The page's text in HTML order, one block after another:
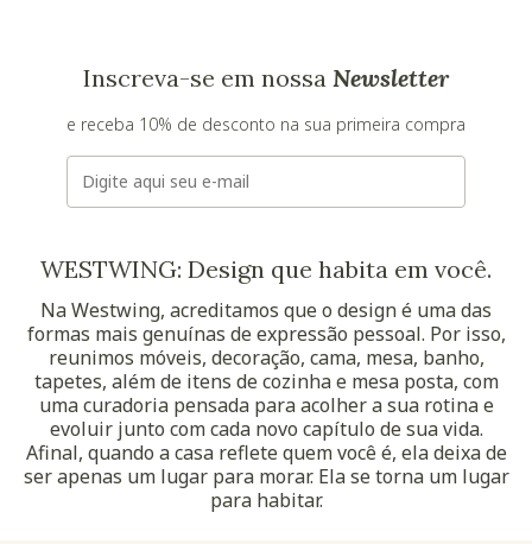
Inscreva-se em nossa Newsletter
e receba 10% de desconto na sua primeira compra
E-mail
WESTWING: Design que habita em você.
Na Westwing, acreditamos que o design é uma das
formas mais genuínas de expressão pessoal. Por isso,
reunimos móveis, decoração, cama, mesa, banho,
tapetes, além de itens de cozinha e mesa posta, com
uma curadoria pensada para acolher a sua rotina e
evoluir junto com cada novo capítulo de sua vida.
Afinal, quando a casa reflete quem você é, ela deixa de
ser apenas um lugar para morar. Ela se torna um lugar
para habitar.